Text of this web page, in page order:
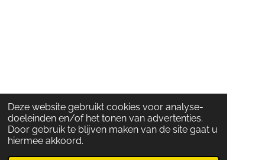
Deze website gebruikt cookies voor analyse-
doeleinden en/of het tonen van advertenties.
Door gebruik te blijven maken van de site gaat u
hiermee akkoord.